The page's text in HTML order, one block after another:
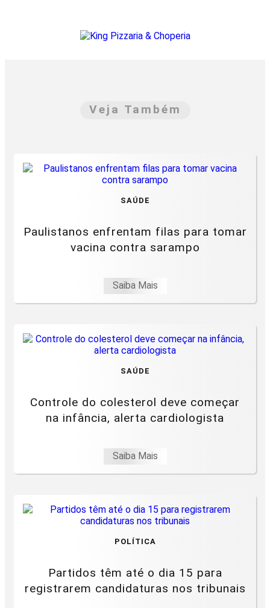
Veja Também
SAÚDE
Paulistanos enfrentam filas para tomar
vacina contra sarampo
Saiba Mais
SAÚDE
Controle do colesterol deve começar
na infância, alerta cardiologista
Saiba Mais
POLÍTICA
Partidos têm até o dia 15 para
registrarem candidaturas nos tribunais